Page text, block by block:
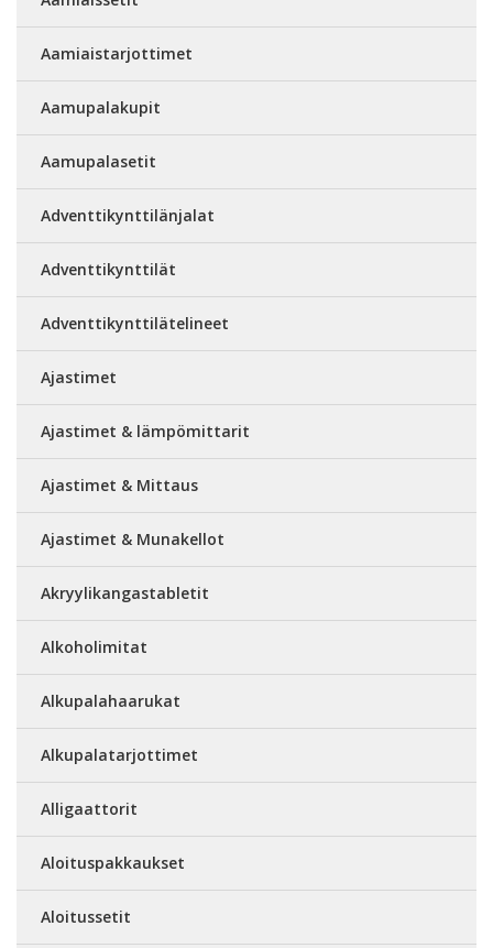
Aamiaistarjottimet
Aamupalakupit
Aamupalasetit
Adventtikynttilänjalat
Adventtikynttilät
Adventtikynttilätelineet
Ajastimet
Ajastimet & lämpömittarit
Ajastimet & Mittaus
Ajastimet & Munakellot
Akryylikangastabletit
Alkoholimitat
Alkupalahaarukat
Alkupalatarjottimet
Alligaattorit
Aloituspakkaukset
Aloitussetit